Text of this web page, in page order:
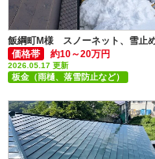
価格帯
約10～20万円
2026.05.17 更新
板金（雨樋、落雪防止など）